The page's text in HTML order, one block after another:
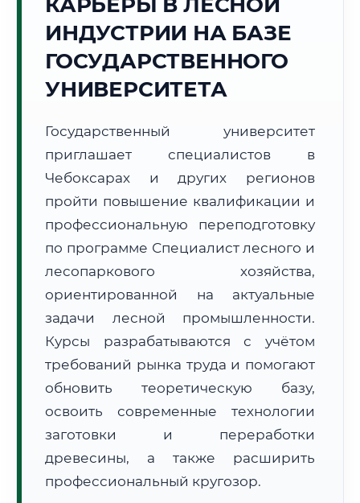
🌅 Восход:04:04 🌇 Закат:19:49
Световой день:
15 ч. 45 мин.
Тел. код:
+7 (8352)
🗺️ Зона обслуживания: г. Чебоксары
Расчет логистики оригиналов:
• Маршрут транзита:~2 221 км
📜 Документы и аккредитация ФИС ФРДО
ИНДУСТРИИ НА БАЗЕ
ГОСУДАРСТВЕННОГО
УНИВЕРСИТЕТА
Государственный университет
приглашает специалистов в
Чебоксарах и других регионов
пройти повышение квалификации и
профессиональную переподготовку
по программе Специалист лесного и
лесопаркового хозяйства,
ориентированной на актуальные
задачи лесной промышленности.
Курсы разрабатываются с учётом
требований рынка труда и помогают
обновить теоретическую базу,
освоить современные технологии
заготовки и переработки
древесины, а также расширить
профессиональный кругозор.